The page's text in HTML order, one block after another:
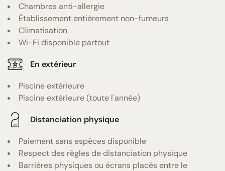
Chambres anti-allergie
Établissement entièrement non-fumeurs
Climatisation
Wi-Fi disponible partout
En extérieur
Piscine extérieure
Piscine extérieure (toute l'année)
Distanciation physique
Paiement sans espèces disponible
Respect des règles de distanciation physique
Barrières physiques ou écrans placés entre le